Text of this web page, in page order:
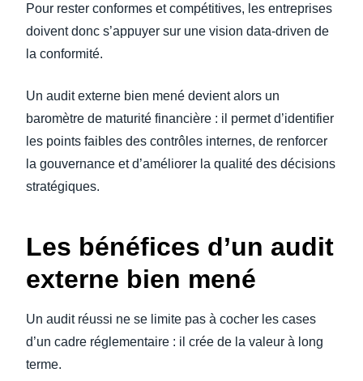
Pour rester conformes et compétitives, les entreprises
doivent donc s’appuyer sur une vision data-driven de
la conformité.
Un audit externe bien mené devient alors un
baromètre de maturité financière : il permet d’identifier
les points faibles des contrôles internes, de renforcer
la gouvernance et d’améliorer la qualité des décisions
stratégiques.
Les bénéfices d’un audit
externe bien mené
Un audit réussi ne se limite pas à cocher les cases
d’un cadre réglementaire : il crée de la valeur à long
terme.